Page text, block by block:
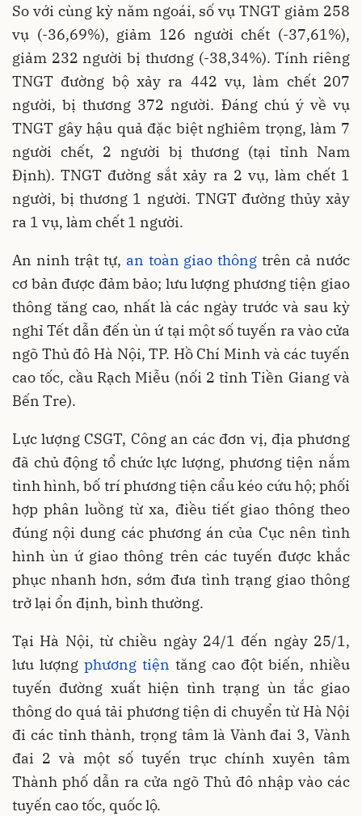
So với cùng kỳ năm ngoái, số vụ TNGT giảm 258
vụ (-36,69%), giảm 126 người chết (-37,61%),
giảm 232 người bị thương (-38,34%). Tính riêng
TNGT đường bộ xảy ra 442 vụ, làm chết 207
người, bị thương 372 người. Đáng chú ý về vụ
TNGT gây hậu quả đặc biệt nghiêm trọng, làm 7
người chết, 2 người bị thương (tại tỉnh Nam
Định). TNGT đường sắt xảy ra 2 vụ, làm chết 1
người, bị thương 1 người. TNGT đường thủy xảy
ra 1 vụ, làm chết 1 người.
An ninh trật tự, an toàn giao thông trên cả nước
cơ bản được đảm bảo; lưu lượng phương tiện giao
thông tăng cao, nhất là các ngày trước và sau kỳ
nghỉ Tết dẫn đến ùn ứ tại một số tuyến ra vào cửa
ngõ Thủ đô Hà Nội, TP. Hồ Chí Minh và các tuyến
cao tốc, cầu Rạch Miễu (nối 2 tỉnh Tiền Giang và
Bến Tre).
Lực lượng CSGT, Công an các đơn vị, địa phương
đã chủ động tổ chức lực lượng, phương tiện nắm
tình hình, bố trí phương tiện cẩu kéo cứu hộ; phối
hợp phân luồng từ xa, điều tiết giao thông theo
đúng nội dung các phương án của Cục nên tình
hình ùn ứ giao thông trên các tuyến được khắc
phục nhanh hơn, sớm đưa tình trạng giao thông
trở lại ổn định, bình thường.
Tại Hà Nội, từ chiều ngày 24/1 đến ngày 25/1,
lưu lượng phương tiện tăng cao đột biến, nhiều
tuyến đường xuất hiện tình trạng ùn tắc giao
thông do quá tải phương tiện di chuyển từ Hà Nội
đi các tỉnh thành, trọng tâm là Vành đai 3, Vành
đai 2 và một số tuyến trục chính xuyên tâm
Thành phố dẫn ra cửa ngõ Thủ đô nhập vào các
tuyến cao tốc, quốc lộ.